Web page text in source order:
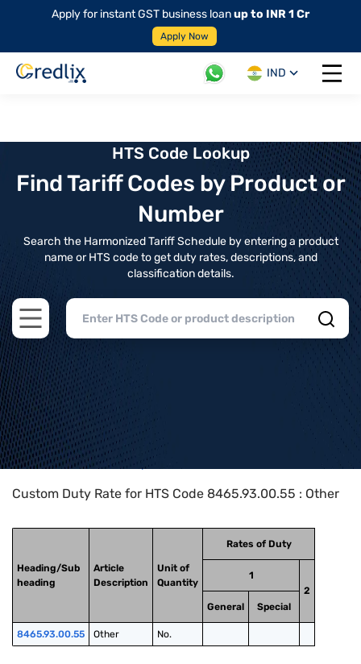
Apply for instant GST business loanup to INR 1 Cr
Apply Now
IND
Open
HTS Code Lookup
Find Tariff Codes by Product or
Number
Search the Harmonized Tariff Schedule by entering a product
name or HTS code to get duty rates, descriptions, and
classification details.
Open main menu
Home>HTS Codes> Chapter
Custom Duty Rate for HTS Code 8465.93.00.55 : Other
Heading/Sub
heading
Article
Description
Unit of
Quantity
Rates of Duty
1
2
General
Special
8465.93.00.55 Other No.